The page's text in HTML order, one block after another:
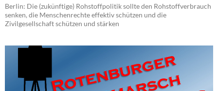
Berlin: Die (zukünftige) Rohstoffpolitik sollte den Rohstoffverbrauch
senken, die Menschenrechte effektiv schützen und die
Zivilgesellschaft schützen und stärken